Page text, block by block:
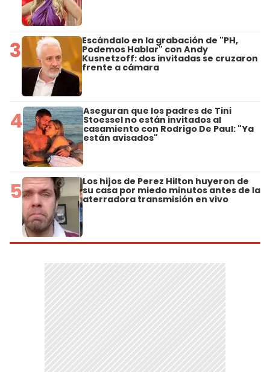
3 Escándalo en la grabación de "PH,
Podemos Hablar" con Andy
Kusnetzoff: dos invitadas se cruzaron
frente a cámara
4 Aseguran que los padres de Tini
Stoessel no están invitados al
casamiento con Rodrigo De Paul: "Ya
están avisados"
5 Los hijos de Perez Hilton huyeron de
su casa por miedo minutos antes de la
aterradora transmisión en vivo